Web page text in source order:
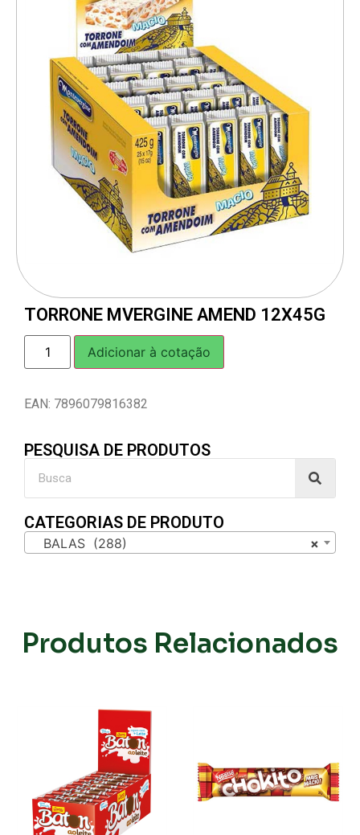
TORRONE MVERGINE AMEND 12X45G
Adicionar à cotação
EAN: 7896079816382
PESQUISA DE PRODUTOS
CATEGORIAS DE PRODUTO
×
BALAS (288)
Produtos Relacionados